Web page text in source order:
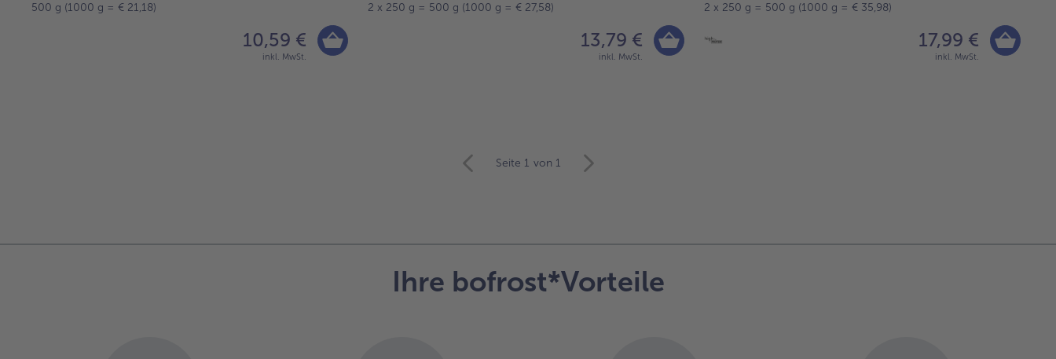
500 g (1000 g = € 21,18)
10,59 €
inkl. MwSt.
2 x 250 g = 500 g (1000 g = € 27,58)
13,79 €
inkl. MwSt.
2 x 250 g = 500 g (1000 g = € 35,98)
17,99 €
inkl. MwSt.
Seite 1 von 1
Ihre bofrost*Vorteile